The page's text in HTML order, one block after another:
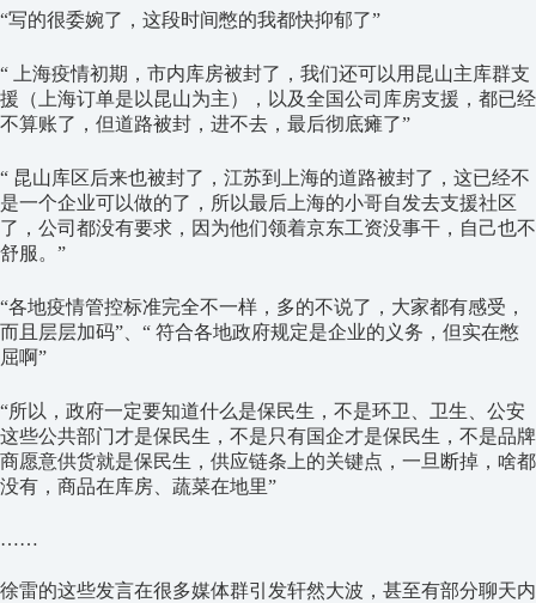
“写的很委婉了，这段时间憋的我都快抑郁了”
“ 上海疫情初期，市内库房被封了，我们还可以用昆山主库群支
援（上海订单是以昆山为主），以及全国公司库房支援，都已经
不算账了，但道路被封，进不去，最后彻底瘫了”
“ 昆山库区后来也被封了，江苏到上海的道路被封了，这已经不
是一个企业可以做的了，所以最后上海的小哥自发去支援社区
了，公司都没有要求，因为他们领着京东工资没事干，自己也不
舒服。”
“各地疫情管控标准完全不一样，多的不说了，大家都有感受，
而且层层加码”、“ 符合各地政府规定是企业的义务，但实在憋
屈啊”
“所以，政府一定要知道什么是保民生，不是环卫、卫生、公安
这些公共部门才是保民生，不是只有国企才是保民生，不是品牌
商愿意供货就是保民生，供应链条上的关键点，一旦断掉，啥都
没有，商品在库房、蔬菜在地里”
……
徐雷的这些发言在很多媒体群引发轩然大波，甚至有部分聊天内